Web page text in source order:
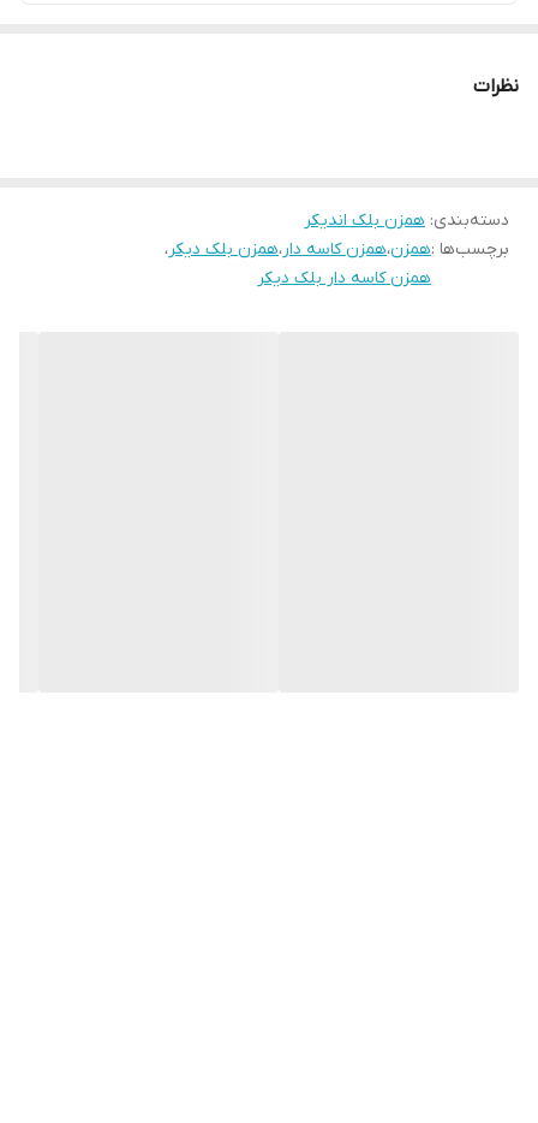
نظرات
دسته‌بندی: همزن بلک اندیکر
برچسب‌ها :همزن،همزن کاسه دار،همزن بلک دیکر،
همزن کاسه دار بلک دیکر